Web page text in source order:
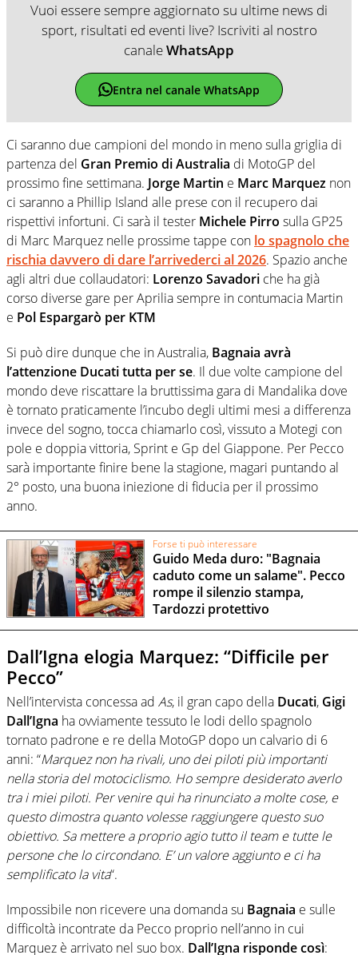
Vuoi essere sempre aggiornato su ultime news di
sport, risultati ed eventi live? Iscriviti al nostro
canaleWhatsApp
Entra nel canale WhatsApp
Ci saranno due campioni del mondo in meno sulla griglia di
partenza del Gran Premio di Australia di MotoGP del
prossimo fine settimana. Jorge Martin e Marc Marquez non
ci saranno a Phillip Island alle prese con il recupero dai
rispettivi infortuni. Ci sarà il tester Michele Pirro sulla GP25
di Marc Marquez nelle prossime tappe con lo spagnolo che
rischia davvero di dare l’arrivederci al 2026. Spazio anche
agli altri due collaudatori: Lorenzo Savadori che ha già
corso diverse gare per Aprilia sempre in contumacia Martin
e Pol Espargarò per KTM
Si può dire dunque che in Australia, Bagnaia avrà
l’attenzione Ducati tutta per se. Il due volte campione del
mondo deve riscattare la bruttissima gara di Mandalika dove
è tornato praticamente l’incubo degli ultimi mesi a differenza
invece del sogno, tocca chiamarlo così, vissuto a Motegi con
pole e doppia vittoria, Sprint e Gp del Giappone. Per Pecco
sarà importante finire bene la stagione, magari puntando al
2° posto, una buona iniezione di fiducia per il prossimo
anno.
Forse ti può interessare
Guido Meda duro: "Bagnaia
caduto come un salame". Pecco
rompe il silenzio stampa,
Tardozzi protettivo
Dall’Igna elogia Marquez: “Difficile per
Pecco”
Nell’intervista concessa ad As, il gran capo della Ducati, Gigi
Dall’Igna ha ovviamente tessuto le lodi dello spagnolo
tornato padrone e re della MotoGP dopo un calvario di 6
anni: “Marquez non ha rivali, uno dei piloti più importanti
nella storia del motociclismo. Ho sempre desiderato averlo
tra i miei piloti. Per venire qui ha rinunciato a molte cose, e
questo dimostra quanto volesse raggiungere questo suo
obiettivo. Sa mettere a proprio agio tutto il team e tutte le
persone che lo circondano. E’ un valore aggiunto e ci ha
semplificato la vita“.
Impossibile non ricevere una domanda su Bagnaia e sulle
difficoltà incontrate da Pecco proprio nell’anno in cui
Marquez è arrivato nel suo box. Dall’Igna risponde così: